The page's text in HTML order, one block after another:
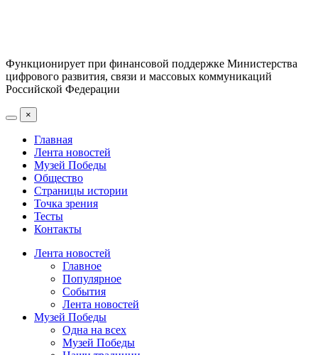
Функционирует при финансовой поддержке Министерства
цифрового развития, связи и массовых коммуникаций
Российской Федерации
×
Главная
Лента новостей
Музей Победы
Общество
Страницы истории
Точка зрения
Тесты
Контакты
Лента новостей
Главное
Популярное
События
Лента новостей
Музей Победы
Одна на всех
Музей Победы